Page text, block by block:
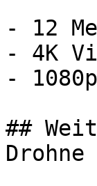
- 12
- 4K
-
##